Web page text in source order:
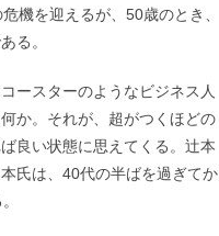
機を迎えるが、50歳のとき、
る。
ースターのようなビジネス人
か。それが、超がつくほどの
良い状態に思えてくる。辻本
氏は、40代の半ばを過ぎてか